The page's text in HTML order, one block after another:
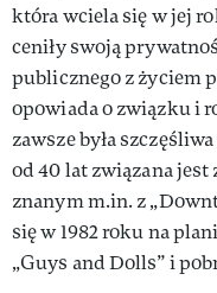
która wciela się w jej
ceniły swoją
publicznego z życiem
opowiada o związku i
zawsze była
od 40 lat związana
znanym m.in. z
się w 1982 roku na
„Guys and Dolls” i